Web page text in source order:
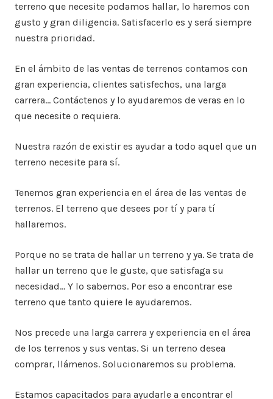
terreno que necesite podamos hallar, lo haremos con
gusto y gran diligencia. Satisfacerlo es y será siempre
nuestra prioridad.
En el ámbito de las ventas de terrenos contamos con
gran experiencia, clientes satisfechos, una larga
carrera… Contáctenos y lo ayudaremos de veras en lo
que necesite o requiera.
Nuestra razón de existir es ayudar a todo aquel que un
terreno necesite para sí.
Tenemos gran experiencia en el área de las ventas de
terrenos. El terreno que desees por tí y para tí
hallaremos.
Porque no se trata de hallar un terreno y ya. Se trata de
hallar un terreno que le guste, que satisfaga su
necesidad… Y lo sabemos. Por eso a encontrar ese
terreno que tanto quiere le ayudaremos.
Nos precede una larga carrera y experiencia en el área
de los terrenos y sus ventas. Si un terreno desea
comprar, llámenos. Solucionaremos su problema.
Estamos capacitados para ayudarle a encontrar el